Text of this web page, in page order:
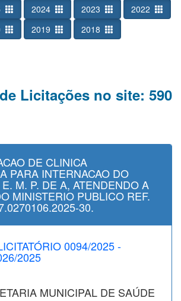
2024 2023
2022
2019 2018
Licitações no site: 590
DE CLINICA
PARA INTERNACAO DO
M. P. DE A, ATENDENDO A
MINISTERIO PUBLICO REF.
30.
0094/2025 -
2025
MUNICIPAL DE SAÚDE